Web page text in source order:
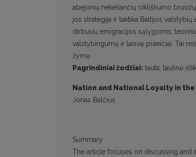
abejonių nekeliančių cikliškumo
jos strategija ir taktika Baltijos
dirbusių emigracijos sąlygomis,
valstybingumą ir laisvę praeičiai. Tai
žymę.
Pagrindiniai žodžiai: tauta, tautinė
Nation and National Loyalty in the
Jonas Balčius
Summary
The article focuses on discussing and